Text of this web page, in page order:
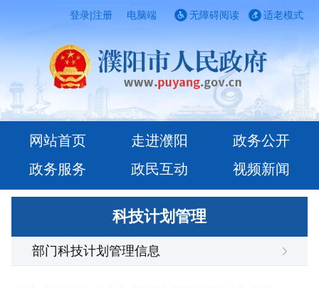
登录|注册 电脑端 适老模式
无障碍阅读
网站首页 走进濮阳
政务公开
政务服务
政民互动 视频新闻
科技计划管理
部门科技计划管理信息